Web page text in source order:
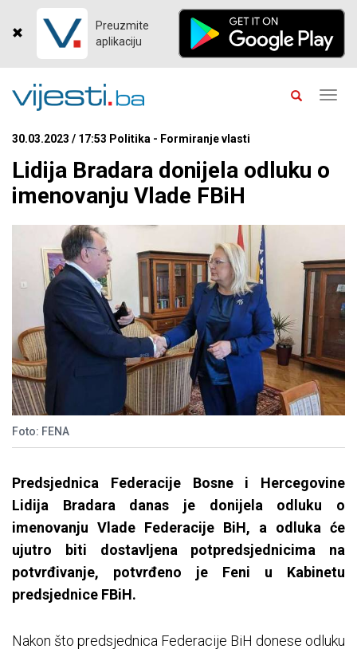
Preuzmite
aplikaciju
30.03.2023 / 17:53 Politika - Formiranje vlasti
Lidija Bradara donijela odluku o
imenovanju Vlade FBiH
Foto: FENA
Predsjednica Federacije Bosne i Hercegovine
Lidija Bradara danas je donijela odluku o
imenovanju Vlade Federacije BiH, a odluka će
ujutro biti dostavljena potpredsjednicima na
potvrđivanje, potvrđeno je Feni u Kabinetu
predsjednice FBiH.
Nakon što predsjednica Federacije BiH donese odluku